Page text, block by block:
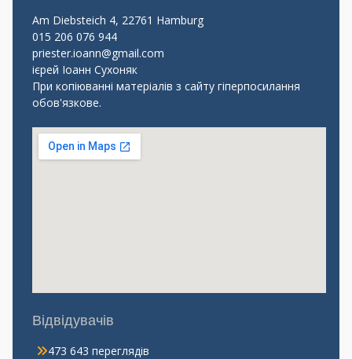
Am Diebsteich 4, 22761 Hamburg
015 206 076 944
priester.ioann@gmail.com
ієрей Іоанн Сухоняк
При копіюванні матеріалів з сайту гіперпосилання
обов'язкове.
Відвідувачів
473 643 переглядів